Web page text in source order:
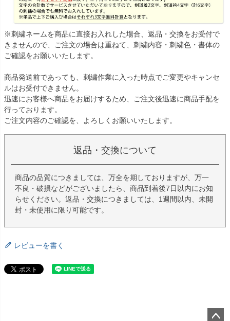
※刺繍ネームを商品に直接お入れした場合、返品・交換をお受付で
きませんので、ご注文の場合は重ねて、刺繍内容・刺繍色・書体の
ご確認をお願いいたします。
商品発送前であっても、刺繍作業に入った時点でご変更やキャンセ
ルはお受付できません。
迅速にお客様へ商品をお届けするため、ご注文後迅速に商品手配を
行っております。
ご注文内容のご確認を、よろしくお願いいたします。
返品・交換について
商品の品質につきましては、万全を期しておりますが、万一
不良・破損などがございましたら、商品到着後7日以内にお知
らせください。返品・交換につきましては、1週間以内、未開
封・未使用に限り可能です。
レビューを書く